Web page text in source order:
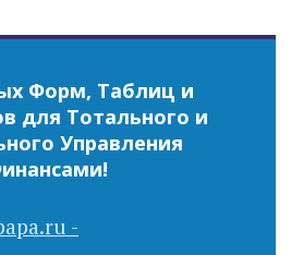
Форм, Таблиц и
для Тотального и
Управления